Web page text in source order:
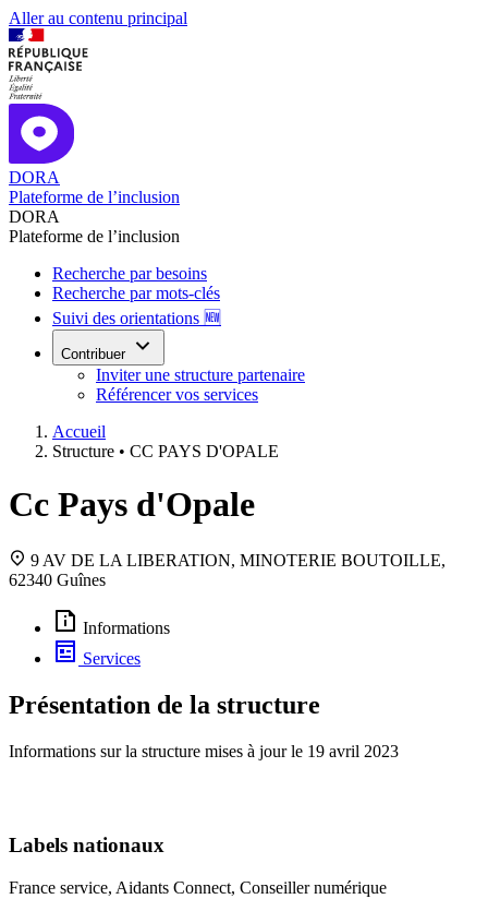
Aller au contenu principal
DORA
Plateforme de l’inclusion
DORA
Plateforme de l’inclusion
Recherche par besoins
Recherche par mots-clés
Suivi des orientations 🆕
Contribuer
Inviter une structure partenaire
Référencer vos services
Accueil
Structure • CC PAYS D'OPALE
Cc Pays d'Opale
9 AV DE LA LIBERATION, MINOTERIE BOUTOILLE,
62340 Guînes
Informations
Services
Présentation de la structure
Informations sur la structure mises à jour le 19 avril 2023
Labels nationaux
France service, Aidants Connect, Conseiller numérique